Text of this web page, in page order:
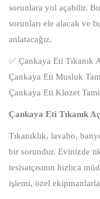
sorunlara yol açabilir.
sorunları ele alacak ve
anlatacağız.
✅ Çankaya Eti Tıkanık
Çankaya Eti Musluk
Çankaya Eti Klozet
Çankaya Eti Tıkanık
Tıkanıklık, lavabo,
bir sorundur. Evinizde
tesisatçısının hızlıca
işlemi, özel